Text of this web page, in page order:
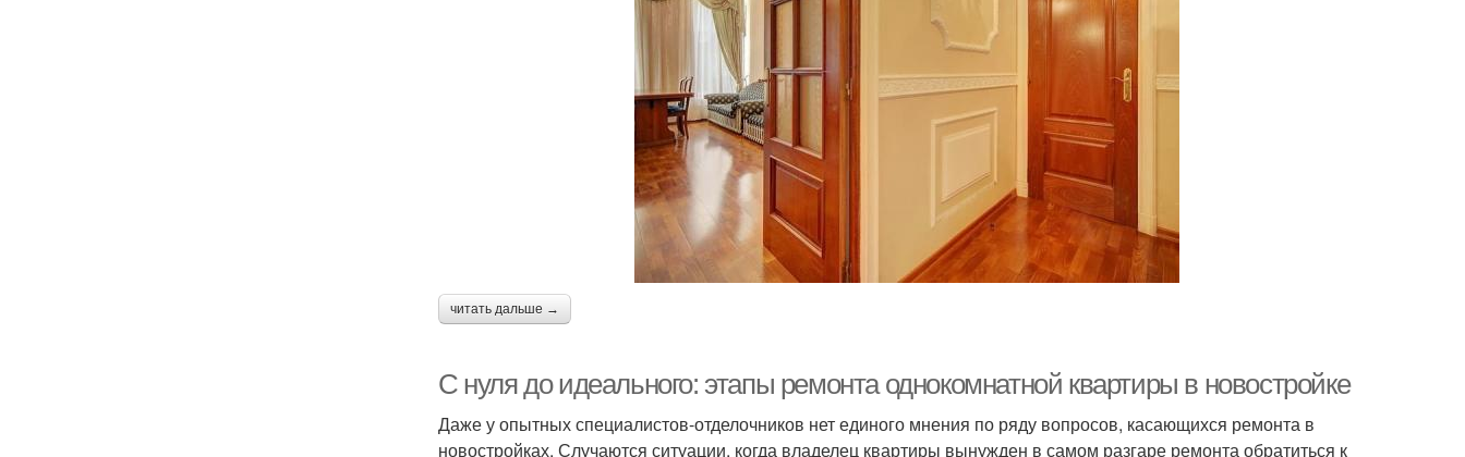
читать дальше →
С нуля до идеального: этапы ремонта однокомнатной квартиры в новостройке
Даже у опытных специалистов-отделочников нет единого мнения по ряду вопросов, касающихся ремонта в
новостройках. Случаются ситуации, когда владелец квартиры вынужден в самом разгаре ремонта обратиться к